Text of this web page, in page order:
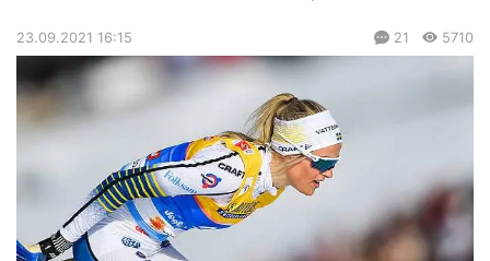
23.09.2021 16:15 21 5710